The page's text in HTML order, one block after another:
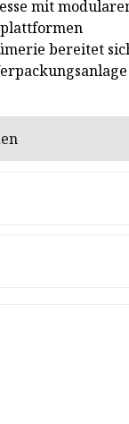
mit
bereitet